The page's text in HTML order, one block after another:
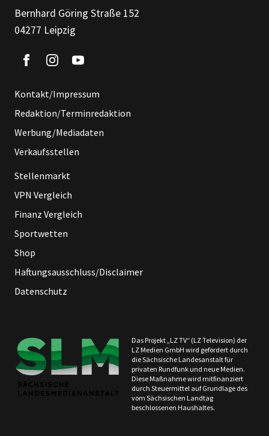
Bernhard Göring Straße 152
04277 Leipzig
Kontakt/Impressum
Redaktion/Terminredaktion
Werbung/Mediadaten
Verkaufsstellen
Stellenmarkt
VPN Vergleich
Finanz Vergleich
Sportwetten
Shop
Haftungsausschluss/Disclaimer
Datenschutz
Das Projekt „LZ TV“ (LZ Television) der
LZ Medien GmbH wird gefördert durch
die Sächsische Landesanstalt für
privaten Rundfunk und neue Medien.
Diese Maßnahme wird mitfinanziert
durch Steuermittel auf Grundlage des
vom Sächsischen Landtag
beschlossenen Haushaltes.